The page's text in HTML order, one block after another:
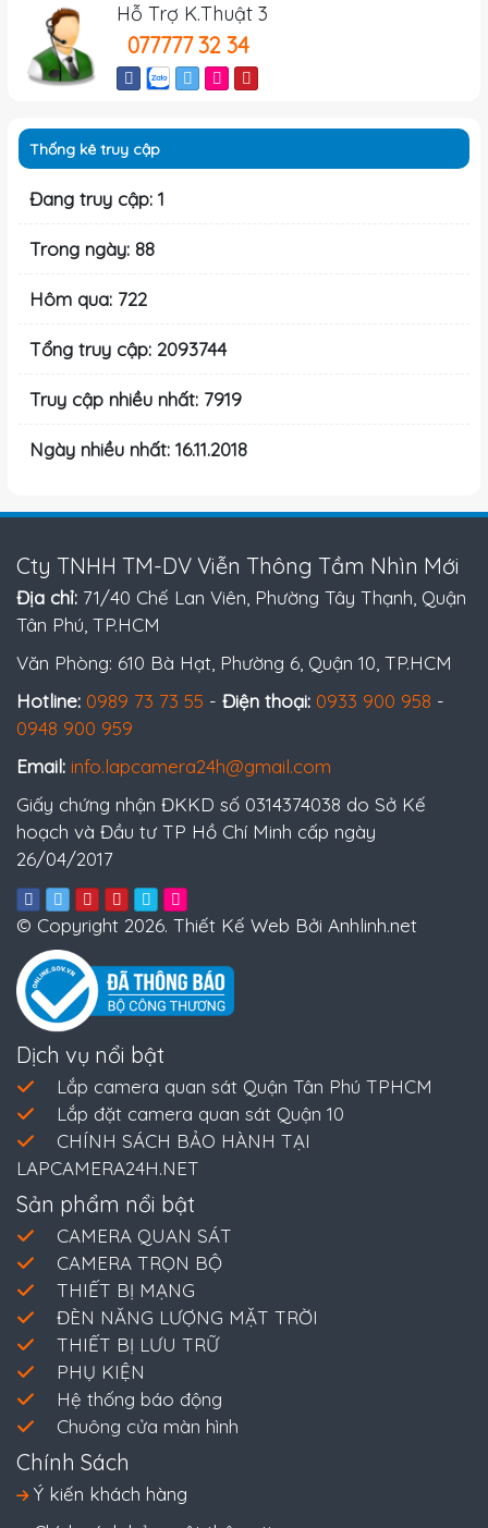
Hỗ Trợ K.Thuật 3
077777 32 34
Thống kê truy cập
Đang truy cập: 1
Trong ngày: 88
Hôm qua: 722
Tổng truy cập: 2093744
Truy cập nhiều nhất: 7919
Ngày nhiều nhất: 16.11.2018
Cty TNHH TM-DV Viễn Thông Tầm Nhìn Mới
Địa chỉ: 71/40 Chế Lan Viên, Phường Tây Thạnh, Quận
Tân Phú, TP.HCM
Văn Phòng: 610 Bà Hạt, Phường 6, Quận 10, TP.HCM
Hotline: 0989 73 73 55 - Điện thoại: 0933 900 958 -
0948 900 959
Email: info.lapcamera24h@gmail.com
Giấy chứng nhận ĐKKD số 0314374038 do Sở Kế
hoạch và Đầu tư TP Hồ Chí Minh cấp ngày
26/04/2017
© Copyright 2026. Thiết Kế Web Bởi Anhlinh.net
Dịch vụ nổi bật
Lắp camera quan sát Quận Tân Phú TPHCM
Lắp đặt camera quan sát Quận 10
CHÍNH SÁCH BẢO HÀNH TẠI
LAPCAMERA24H.NET
Sản phẩm nổi bật
CAMERA QUAN SÁT
CAMERA TRỌN BỘ
THIẾT BỊ MẠNG
ĐÈN NĂNG LƯỢNG MẶT TRỜI
THIẾT BỊ LƯU TRỮ
PHỤ KIỆN
Hệ thống báo động
Chuông cửa màn hình
Chính Sách
Ý kiến khách hàng